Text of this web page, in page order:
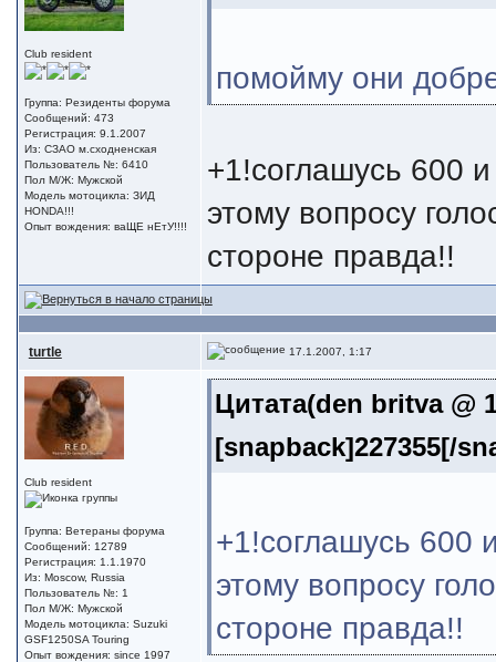
Club resident
Группа: Резиденты форума
Сообщений: 473
Регистрация: 9.1.2007
Из: СЗАО м.сходненская
Пользователь №: 6410
Пол М/Ж: Мужской
Модель мотоцикла: ЗИД
HONDA!!!
Опыт вождения: ваЩЕ нЕтУ!!!!
помойму они
+1!соглашусь 600
этому вопросу
стороне правда!!
turtle 17.1.2007, 1:17
Club resident
Группа: Ветераны форума
Сообщений: 12789
Регистрация: 1.1.1970
Из: Moscow, Russia
Пользователь №: 1
Пол М/Ж: Мужской
Модель мотоцикла: Suzuki
GSF1250SA Touring
Опыт вождения: since 1997
Цитата(den britva @
[snapback]227355[/
+1!соглашусь 600
этому вопросу
стороне правда!!